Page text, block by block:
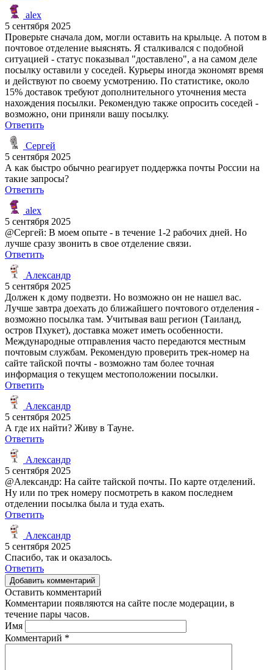
alex
5 сентября 2025
Проверьте сначала дом, могли оставить на крыльце. А потом в
почтовое отделение выяснять. Я сталкивался с подобной
ситуацией - статус показывал "доставлено", а на самом деле
посылку оставили у соседей. Курьеры иногда экономят время
и действуют по своему усмотрению. По статистике, около
15% доставок требуют дополнительного уточнения места
нахождения посылки. Рекомендую также опросить соседей -
возможно, они приняли вашу посылку.
Ответить
Сергей
5 сентября 2025
А как быстро обычно реагирует поддержка почты России на
такие запросы?
Ответить
alex
5 сентября 2025
@Сергей: В моем опыте - в течение 1-2 рабочих дней. Но
лучше сразу звонить в свое отделение связи.
Ответить
Александр
5 сентября 2025
Должен к дому подвезти. Но возможно он не нашел вас.
Лучше завтра доехать до ближайшего почтового отделения -
возможно посылка там. Учитывая ваш регион (Таиланд,
остров Пхукет), доставка может иметь особенности.
Международные отправления часто передаются местным
почтовым службам. Рекомендую проверить трек-номер на
сайте тайской почты - возможно там более точная
информация о текущем местоположении посылки.
Ответить
Александр
5 сентября 2025
А где их найти? Живу в Тауне.
Ответить
Александр
5 сентября 2025
@Александр: На сайте тайской почты. По карте отделений.
Ну или по трек номеру посмотреть в каком последнем
отделении посылка была и туда ехать.
Ответить
Александр
5 сентября 2025
Спасибо, так и оказалось.
Ответить
Добавить комментарий
Оставить комментарий
Комментарии появляются на сайте после модерации, в
течение пары часов.
Имя
Комментарий *